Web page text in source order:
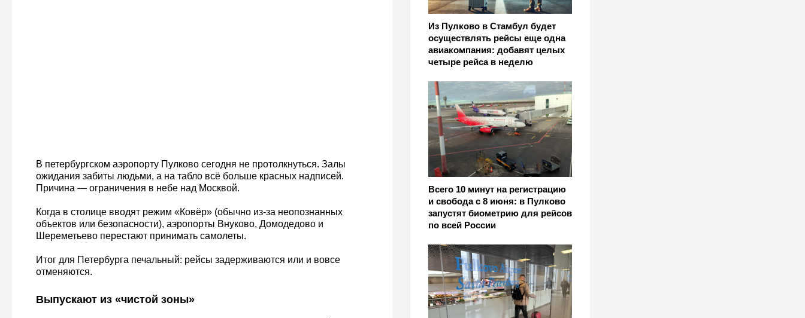
Из Пулково в Стамбул будет
осуществлять рейсы еще одна
авиакомпания: добавят целых
четыре рейса в неделю
Всего 10 минут на регистрацию
и свобода с 8 июня: в Пулково
запустят биометрию для рейсов
по всей России
В петербургском аэропорту Пулково сегодня не протолкнуться. Залы
ожидания забиты людьми, а на табло всё больше красных надписей.
Причина — ограничения в небе над Москвой.
Когда в столице вводят режим «Ковёр» (обычно из-за неопознанных
объектов или безопасности), аэропорты Внуково, Домодедово и
Шереметьево перестают принимать самолеты.
Итог для Петербурга печальный: рейсы задерживаются или и вовсе
отменяются.
Выпускают из «чистой зоны»